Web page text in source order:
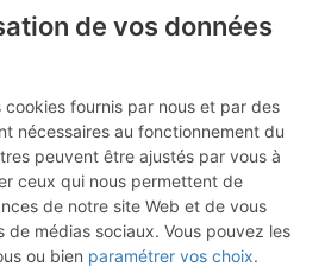
de vos données
fournis par nous et par des
nécessaires au fonctionnement du
peuvent être ajustés par vous à
ceux qui nous permettent de
de notre site Web et de vous
médias sociaux. Vous pouvez les
ou bien paramétrer vos choix.